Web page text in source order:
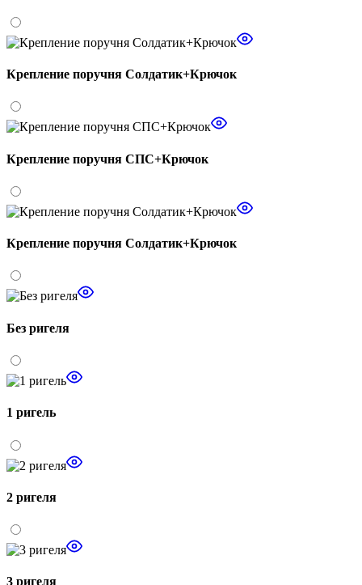
Крепление поручня Солдатик+Крючок
Крепление поручня СПС+Крючок
Крепление поручня Солдатик+Крючок
Без ригеля
1 ригель
2 ригеля
3 ригеля